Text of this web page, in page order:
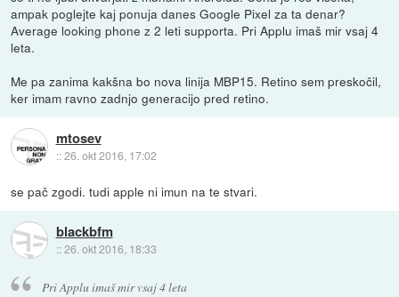
ampak poglejte kaj ponuja danes Google Pixel za ta denar?
Average looking phone z 2 leti supporta. Pri Applu imaš mir vsaj 4
leta.
Me pa zanima kakšna bo nova linija MBP15. Retino sem preskočil,
ker imam ravno zadnjo generacijo pred retino.
mtosev
::26. okt 2016, 17:02
se pač zgodi. tudi apple ni imun na te stvari.
blackbfm
::26. okt 2016, 18:33
Pri Applu imaš mir vsaj 4 leta